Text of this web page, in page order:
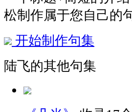
松制作属于您自己的
开始制作句集
陆飞的其他句集